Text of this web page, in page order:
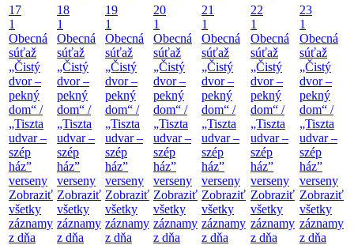
17
1
Obecná
súťaž
„Čistý
dvor –
pekný
dom“ /
„Tiszta
udvar –
szép
ház”
verseny
Zobraziť
všetky
záznamy
z dňa
18
1
Obecná
súťaž
„Čistý
dvor –
pekný
dom“ /
„Tiszta
udvar –
szép
ház”
verseny
Zobraziť
všetky
záznamy
z dňa
19
1
Obecná
súťaž
„Čistý
dvor –
pekný
dom“ /
„Tiszta
udvar –
szép
ház”
verseny
Zobraziť
všetky
záznamy
z dňa
20
1
Obecná
súťaž
„Čistý
dvor –
pekný
dom“ /
„Tiszta
udvar –
szép
ház”
verseny
Zobraziť
všetky
záznamy
z dňa
21
1
Obecná
súťaž
„Čistý
dvor –
pekný
dom“ /
„Tiszta
udvar –
szép
ház”
verseny
Zobraziť
všetky
záznamy
z dňa
22
1
Obecná
súťaž
„Čistý
dvor –
pekný
dom“ /
„Tiszta
udvar –
szép
ház”
verseny
Zobraziť
všetky
záznamy
z dňa
23
1
Obecná
súťaž
„Čistý
dvor –
pekný
dom“ /
„Tiszta
udvar –
szép
ház”
verseny
Zobraziť
všetky
záznamy
z dňa